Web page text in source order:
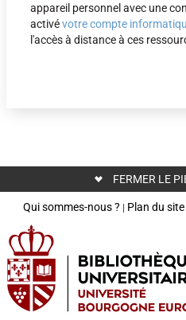
appareil personnel avec une
activévotre compte
l'accès à distance à ces
FERMER LE
Qui sommes-nous ? | Plan du site